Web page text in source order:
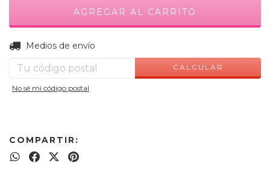
Entregas para el CP:
Medios de envío
CALCULAR
No sé mi código postal
COMPARTIR: